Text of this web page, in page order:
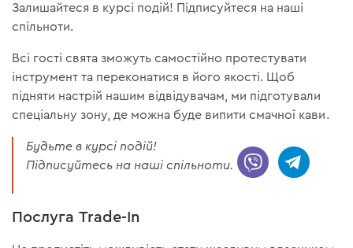
Залишайтеся в курсі подій! Підписуйтеся на наші
спільноти.
Всі гості свята зможуть самостійно протестувати
інструмент та переконатися в його якості. Щоб
підняти настрій нашим відвідувачам, ми підготували
спеціальну зону, де можна буде випити смачної кави.
Будьте в курсі подій!
Підписуйтесь на наші спільноти.
Послуга Trade-In